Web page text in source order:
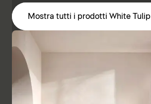
Mostra tutti i prodotti White Tulip